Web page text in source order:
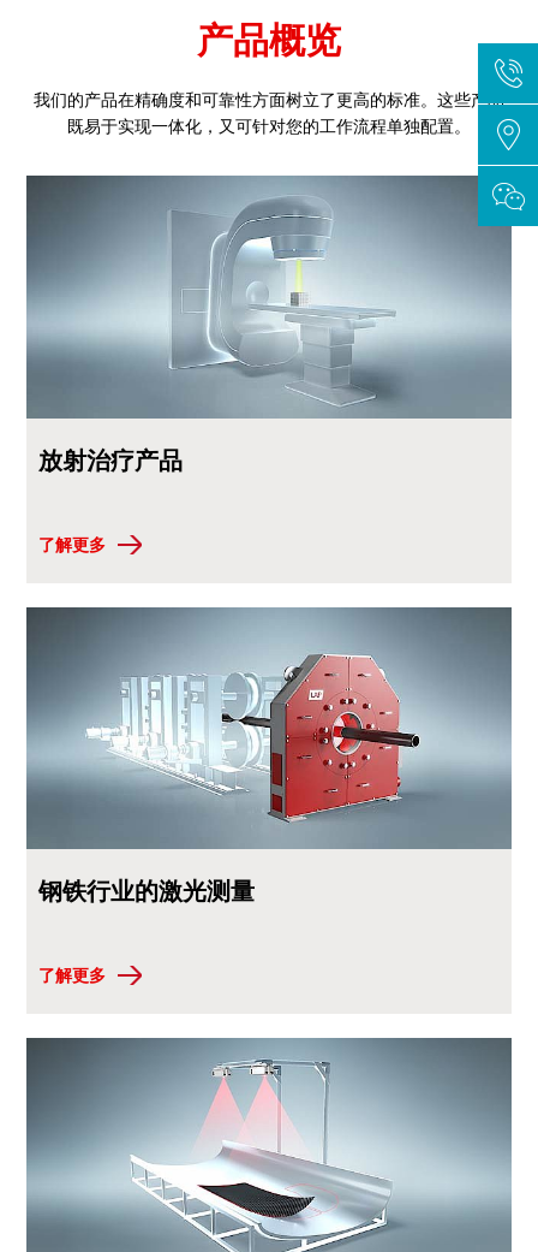
产品概览
我们的产品在精确度和可靠性方面树立了更高的标准。这些产品
既易于实现一体化，又可针对您的工作流程单独配置。
放射治疗产品
了解更多
钢铁行业的激光测量
了解更多